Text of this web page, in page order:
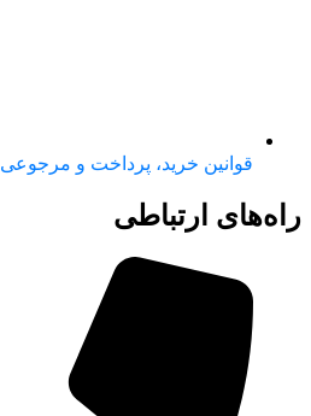
قوانین خرید، پرداخت و مرجوعی
راه‌های ارتباطی